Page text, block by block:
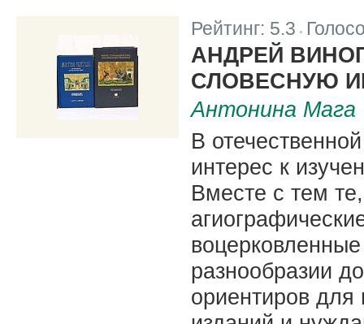
Рейтинг: 5.3 |
АНДРЕЙ
СЛОВЕСНУЮ
Антонина Мага
В
интерес к
Вместе с тем
разнообразии
ориентиров